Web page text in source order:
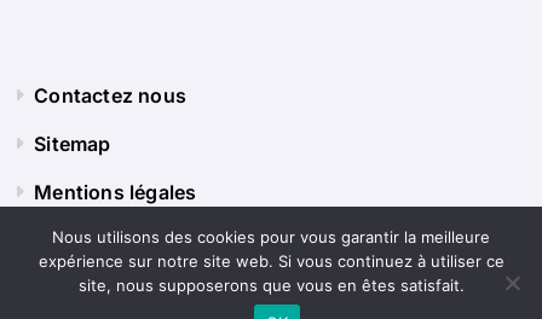
Contactez nous
Sitemap
Mentions légales
Panorama Terre
Nous utilisons des cookies pour vous garantir la meilleure
expérience sur notre site web. Si vous continuez à utiliser ce
site, nous supposerons que vous en êtes satisfait.